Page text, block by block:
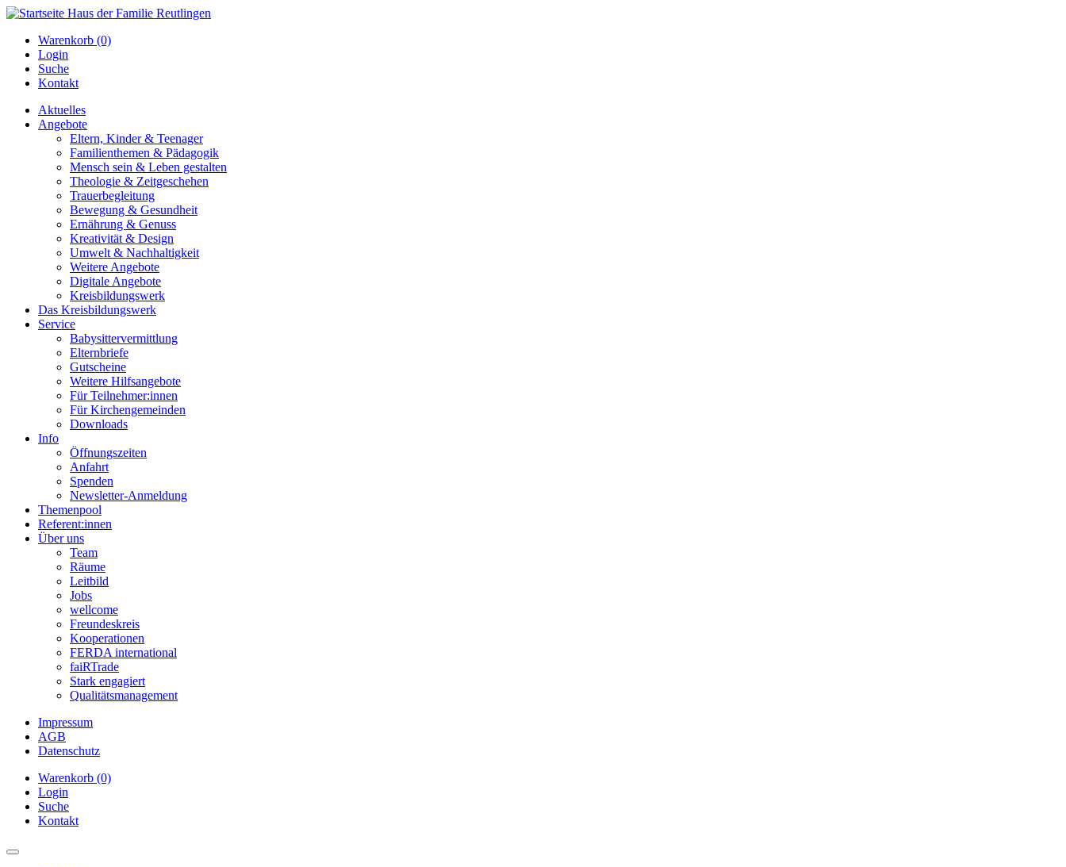
Warenkorb (0)
Login
Suche
Kontakt
Aktuelles
Angebote
Eltern, Kinder & Teenager
Familienthemen & Pädagogik
Mensch sein & Leben gestalten
Theologie & Zeitgeschehen
Trauerbegleitung
Bewegung & Gesundheit
Ernährung & Genuss
Kreativität & Design
Umwelt & Nachhaltigkeit
Weitere Angebote
Digitale Angebote
Kreisbildungswerk
Das Kreisbildungswerk
Service
Babysittervermittlung
Elternbriefe
Gutscheine
Weitere Hilfsangebote
Für Teilnehmer:innen
Für Kirchengemeinden
Downloads
Info
Öffnungszeiten
Anfahrt
Spenden
Newsletter-Anmeldung
Themenpool
Referent:innen
Über uns
Team
Räume
Leitbild
Jobs
wellcome
Freundeskreis
Kooperationen
FERDA international
faiRTrade
Stark engagiert
Qualitätsmanagement
Impressum
AGB
Datenschutz
Warenkorb (0)
Login
Suche
Kontakt